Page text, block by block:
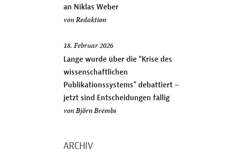
an Niklas Weber
vonRedaktion
18. Februar 2026
Lange wurde über die “Krise des
wissenschaftlichen
Publikationssystems” debattiert –
jetzt sind Entscheidungen fällig
vonBjörn Brembs
ARCHIV